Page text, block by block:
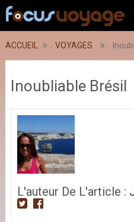
ACCUEIL VOYAGES
Inoubliable Brésil
L'auteur De L'article :